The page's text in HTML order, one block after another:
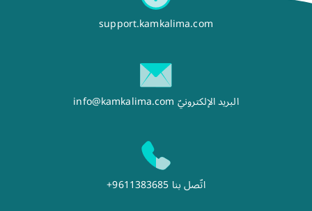
support.kamkalima.com
البريد الإلكترونيّ info@kamkalima.com
اتّصل بنا +9611383685